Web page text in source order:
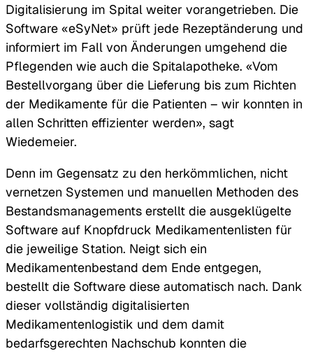
Digitalisierung im Spital weiter vorangetrieben. Die
Software «eSyNet» prüft jede Rezeptänderung und
informiert im Fall von Änderungen umgehend die
Pflegenden wie auch die Spitalapotheke. «Vom
Bestellvorgang über die Lieferung bis zum Richten
der Medikamente für die Patienten – wir konnten in
allen Schritten effizienter werden», sagt
Wiedemeier.
Denn im Gegensatz zu den herkömmlichen, nicht
vernetzen Systemen und manuellen Methoden des
Bestandsmanagements erstellt die ausgeklügelte
Software auf Knopfdruck Medikamentenlisten für
die jeweilige Station. Neigt sich ein
Medikamentenbestand dem Ende entgegen,
bestellt die Software diese automatisch nach. Dank
dieser vollständig digitalisierten
Medikamentenlogistik und dem damit
bedarfsgerechten Nachschub konnten die